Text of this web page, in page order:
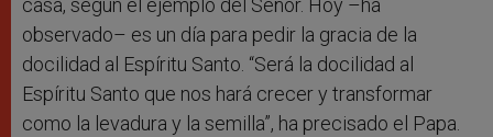
casa, según el ejemplo del Señor. Hoy –ha
observado– es un día para pedir la gracia de la
docilidad al Espíritu Santo. “Será la docilidad al
Espíritu Santo que nos hará crecer y transformar
como la levadura y la semilla”, ha precisado el Papa.